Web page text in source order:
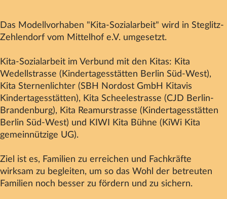
Das Modellvorhaben "Kita-Sozialarbeit" wird in Steglitz-
Zehlendorf vom Mittelhof e.V. umgesetzt.
Kita-Sozialarbeit im Verbund mit den Kitas: Kita
Wedellstrasse (Kindertagesstätten Berlin Süd-West),
Kita Sternenlichter (SBH Nordost GmbH Kitavis
Kindertagesstätten), Kita Scheelestrasse (CJD Berlin-
Brandenburg), Kita Reamurstrasse (Kindertagesstätten
Berlin Süd-West) und KIWI Kita Bühne (KiWi Kita
gemeinnützige UG).
Ziel ist es, Familien zu erreichen und Fachkräfte
wirksam zu begleiten, um so das Wohl der betreuten
Familien noch besser zu fördern und zu sichern.